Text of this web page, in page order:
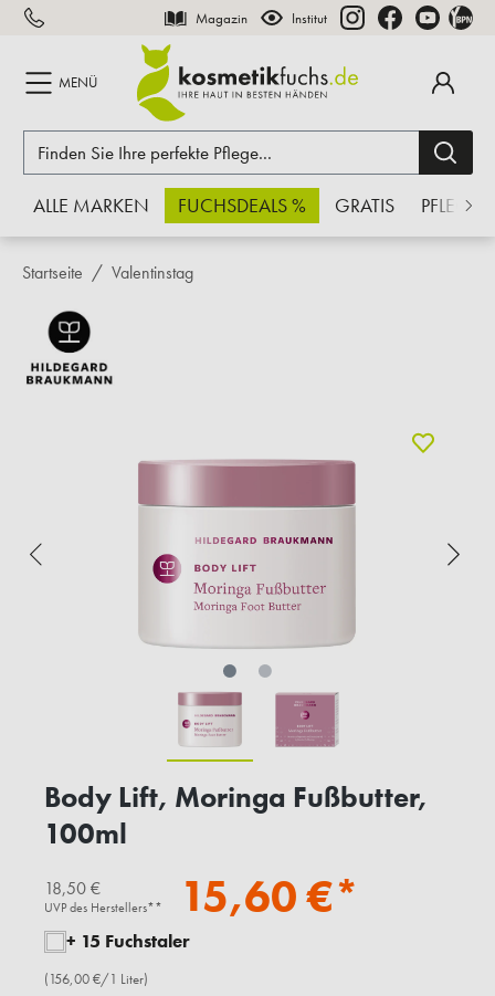
springen Magazin Institut
MENÜ
ALLE MARKEN FUCHSDEALS % GRATIS PFLEGE
Startseite Valentinstag
Body Lift, Moringa Fußbutter,
100ml
18,50 €
UVP des Herstellers** 15,60 €*
+ 15 Fuchstaler
(156,00 €/1 Liter)